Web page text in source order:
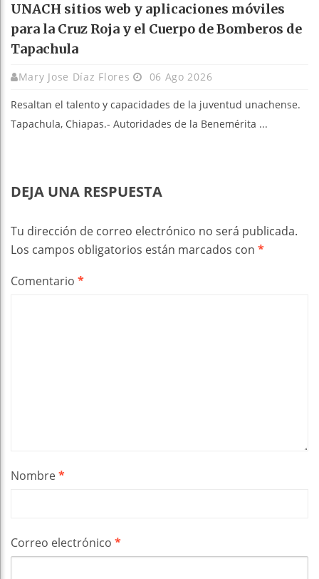
UNACH sitios web y aplicaciones móviles
para la Cruz Roja y el Cuerpo de Bomberos de
Tapachula
Mary Jose Díaz Flores 06 Ago 2026
Resaltan el talento y capacidades de la juventud unachense.
Tapachula, Chiapas.- Autoridades de la Benemérita ...
DEJA UNA RESPUESTA
Tu dirección de correo electrónico no será publicada.
Los campos obligatorios están marcados con *
Comentario *
Nombre*
Correo electrónico *